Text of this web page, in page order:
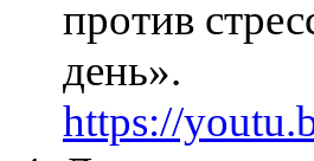
против
день».
https://